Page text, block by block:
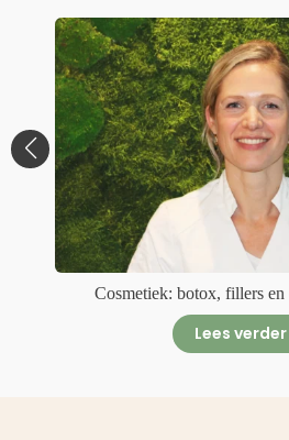
Cosmetiek: botox, fillers
Lees verder